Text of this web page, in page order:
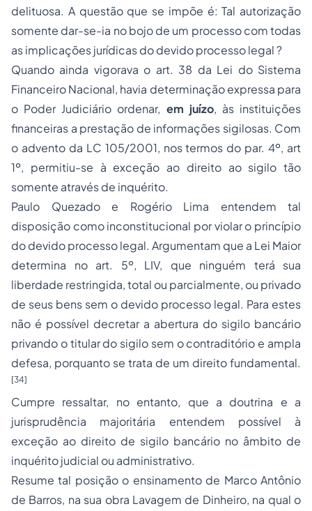
delituosa. A questão que se impõe é: Tal autorização
somente dar-se-ia no bojo de um processo com todas
as implicações jurídicas do devido processo legal ?
Quando ainda vigorava o art. 38 da Lei do Sistema
Financeiro Nacional, havia determinação expressa para
o Poder Judiciário ordenar, em juízo, às instituições
financeiras a prestação de informações sigilosas. Com
o advento da LC 105/2001, nos termos do par. 4º, art
1º, permitiu-se à exceção ao direito ao sigilo tão
somente através de inquérito.
Paulo Quezado e Rogério Lima entendem tal
disposição como inconstitucional por violar o princípio
do devido processo legal. Argumentam que a Lei Maior
determina no art. 5º, LIV, que ninguém terá sua
liberdade restringida, total ou parcialmente, ou privado
de seus bens sem o devido processo legal. Para estes
não é possível decretar a abertura do sigilo bancário
privando o titular do sigilo sem o contraditório e ampla
defesa, porquanto se trata de um direito fundamental.
[34]
Cumpre ressaltar, no entanto, que a doutrina e a
jurisprudência majoritária entendem possível à
exceção ao direito de sigilo bancário no âmbito de
inquérito judicial ou administrativo.
Resume tal posição o ensinamento de Marco Antônio
de Barros, na sua obra Lavagem de Dinheiro, na qual o